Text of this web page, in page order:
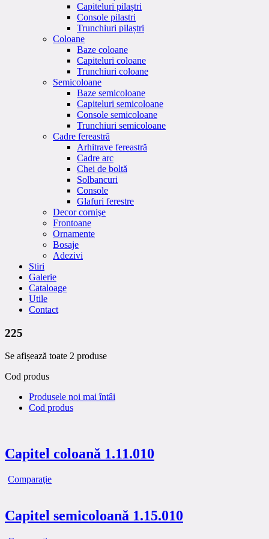
Capiteluri pilaștri
Console pilastri
Trunchiuri pilaștri
Coloane
Baze coloane
Capiteluri coloane
Trunchiuri coloane
Semicoloane
Baze semicoloane
Capiteluri semicoloane
Console semicoloane
Trunchiuri semicoloane
Cadre fereastră
Arhitrave fereastră
Cadre arc
Chei de boltă
Solbancuri
Console
Glafuri ferestre
Decor cornişe
Frontoane
Ornamente
Bosaje
Adezivi
Stiri
Galerie
Cataloage
Utile
Contact
225
Se afișează toate 2 produse
Cod produs
Produsele noi mai întâi
Cod produs
Capitel coloană 1.11.010
Comparaţie
Capitel semicoloană 1.15.010